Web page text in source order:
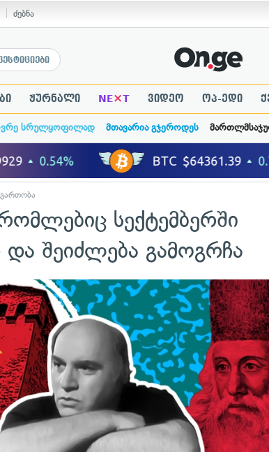
ძებნა
ჟურნალი NE×T ვიდეო ოპ-ედი
სრულყოფილად მთავარია გჯეროდეს
გართობა
სექტემბერში
შეიძლება გამოგრჩა